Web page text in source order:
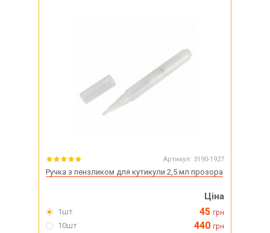
Артикул: 3190-1927
Ручка з пензликом для кутикули 2,5 мл прозора
Ціна
1шт 45 грн
10шт 440 грн